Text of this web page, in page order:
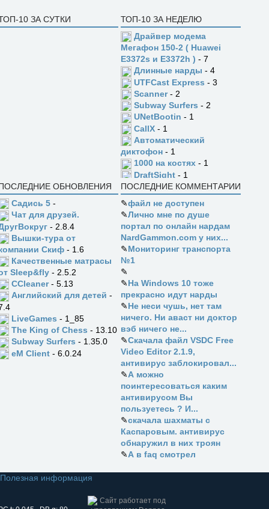
10 ЗА СУТКИ
ТОП-10 ЗА НЕДЕЛЮ
Драйвер модема
Мегафон 150-2 ( Huawei
E3372s и E3372h ) - 7
Длинные нарды - 4
UTFCast Express - 3
Scanner- 2
Subway Surfers - 2
UNetBootin - 1
CallX - 1
Автоматический
диктофон - 1
1000 на костях - 1
DraftSight - 1
ОБНОВЛЕНИЯ
Садись 5 -
Чат для друзей.
- 2.8.4
Вышки-тура от
Скиф - 1.6
Качественные матрасы
Sleep&fly - 2.5.2
CCleaner- 5.13
Английский для детей -
LiveGames - 1_85
The King of Chess - 13.10
Subway Surfers - 1.35.0
eM Client - 6.0.24
ПОСЛЕДНИЕ КОММЕНТАРИИ
✎файл не доступен
✎Лично мне по душе
портал по онлайн нардам
NardGammon.com у них...
✎Мониторинг транспорта
№1
✎
✎На Windows 10 тоже
прекрасно идут нарды
✎Не неси чушь, нет там
ничего. Ни аваст ни доктор
вэб ничего не...
✎Скачала файл VSDC Free
Video Editor 2.1.9,
антивирус заблокировал...
✎А можно
поинтересоваться каким
антивирусом Вы
пользуетесь ? И...
✎скачала шахматы с
Каспаровым. антивирус
обнаружил в них троян
✎А в faq смотрел
Полезная информация